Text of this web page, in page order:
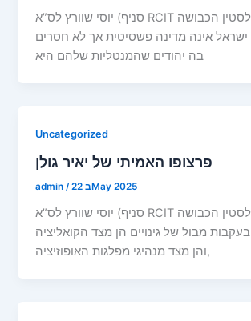
יוסי שוורץ לס”א (סניף RCIT בישראל/פלסטין הכבושה),
25.05.2025 ישראל אינה מדינה פשסיטית אך לא חסרים
בה יהודים שהמנטליות שלהם היא
Uncategorized
פרצופו האמיתי של יאיר גולן
admin/ 22 בMay 2025
יוסי שוורץ לס”א (סניף RCIT בישראל/פלסטין הכבושה)
22.05.2025 בעקבות מבול של גינויים הן מצד הקואליציה
והן מצד מנהיגי מפלגות האופוזיציה,